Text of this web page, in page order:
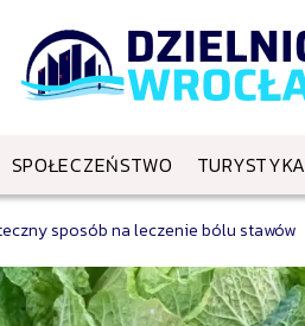
SPOŁECZEŃSTWO TURYSTYKA
sposób na leczenie bólu stawów